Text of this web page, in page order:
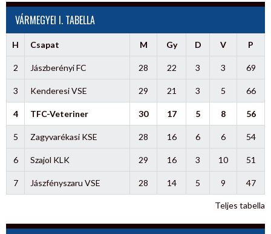
VÁRMEGYEI I. TABELLA
H Csapat M Gy D V P
2 Jászberényi FC 28 22 3 3 69
3 Kenderesi VSE 29 21 3 5 66
4 TFC-Veteriner 30 17 5 8 56
5 Zagyvarékasi KSE 28 16 6 6 54
6 Szajol KLK 29 16 3 10 51
7 Jászfényszaru VSE 28 14 5 9 47
Teljes tabella